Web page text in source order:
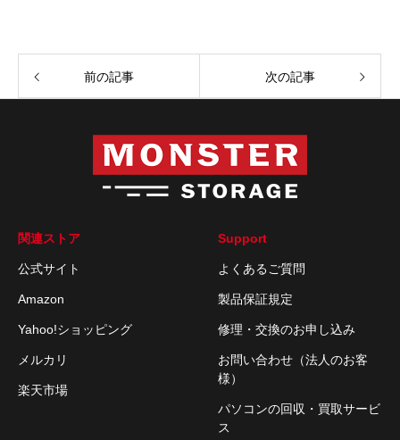
前の記事 次の記事
関連ストア
公式サイト
Amazon
Yahoo!ショッピング
メルカリ
楽天市場
Support
よくあるご質問
製品保証規定
修理・交換のお申し込み
お問い合わせ（法人のお客
様）
パソコンの回収・買取サービ
ス